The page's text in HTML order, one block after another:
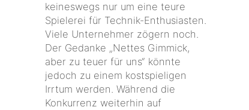
keineswegs nur um eine teure
Spielerei für Technik-Enthusiasten.
Viele Unternehmer zögern noch.
Der Gedanke „Nettes Gimmick,
aber zu teuer für uns“ könnte
jedoch zu einem kostspieligen
Irrtum werden. Während die
Konkurrenz weiterhin auf